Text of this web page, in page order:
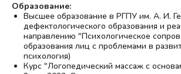
Образование:
Высшее образование в РГПУ им. А. И.
дефектологического образования и
направлению "Психологическое
образования лиц с проблемами в
психология)
Курс "Логопедический массаж с